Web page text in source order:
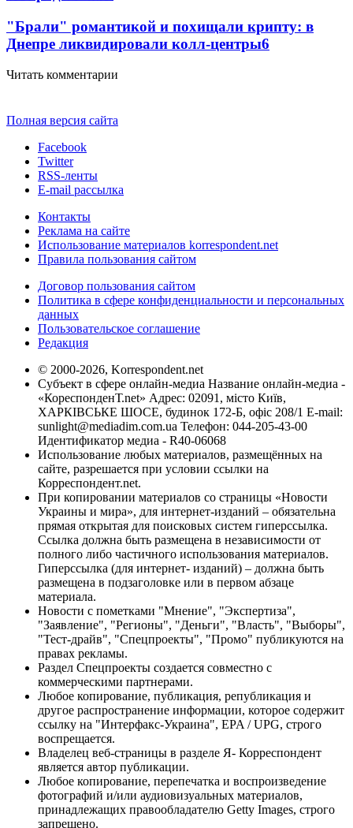
"Брали" романтикой и похищали крипту: в
Днепре ликвидировали колл-центры6
Читать комментарии
Полная версия сайта
Facebook
Twitter
RSS-ленты
E-mail рассылка
Контакты
Реклама на сайте
Использование материалов korrespondent.net
Правила пользования сайтом
Договор пользования сайтом
Политика в сфере конфиденциальности и персональных
данных
Пользовательское соглашение
Редакция
© 2000-2026, Korrespondent.net
Субъект в сфере онлайн-медиа Название онлайн-медиа -
«КореспонденТ.net» Адрес: 02091, місто Київ,
ХАРКІВСЬКЕ ШОСЕ, будинок 172-Б, офіс 208/1 E-mail:
sunlight@mediadim.com.ua Телефон: 044-205-43-00
Идентификатор медиа - R40-06068
Использование любых материалов, размещённых на
сайте, разрешается при условии ссылки на
Корреспондент.net.
При копировании материалов со страницы «Новости
Украины и мира», для интернет-изданий – обязательна
прямая открытая для поисковых систем гиперссылка.
Ссылка должна быть размещена в независимости от
полного либо частичного использования материалов.
Гиперссылка (для интернет- изданий) – должна быть
размещена в подзаголовке или в первом абзаце
материала.
Новости с пометками "Мнение", "Экспертиза",
"Заявление", "Регионы", "Деньги", "Власть", "Выборы",
"Тест-драйв", "Спецпроекты", "Промо" публикуются на
правах рекламы.
Раздел Спецпроекты создается совместно с
коммерческими партнерами.
Любое копирование, публикация, републикация и
другое распространение информации, которое содержит
ссылку на "Интерфакс-Украина", EPA / UPG, строго
воспрещается.
Владелец веб-страницы в разделе Я- Корреспондент
является автор публикации.
Любое копирование, перепечатка и воспроизведение
фотографий и/или аудиовизуальных материалов,
принадлежащих правообладателю Getty Images, строго
запрещено.